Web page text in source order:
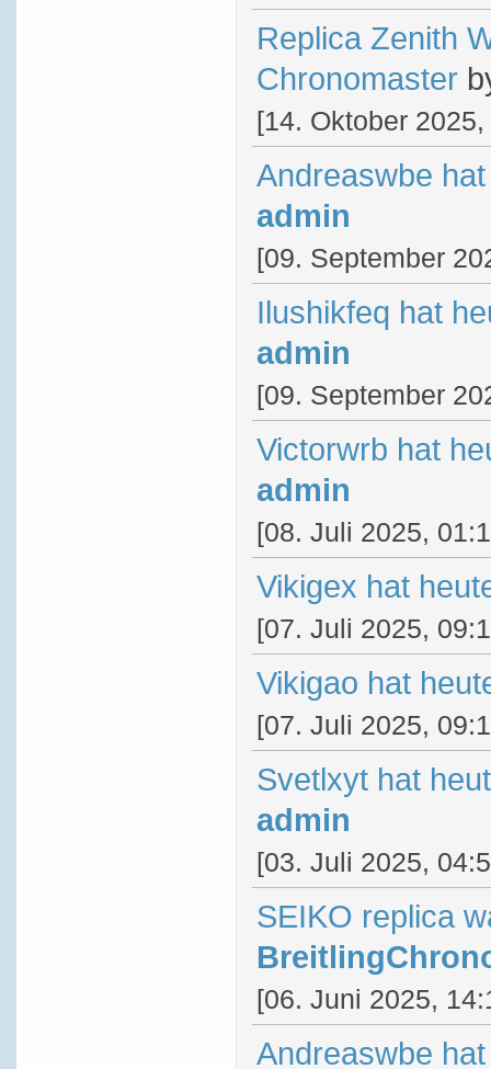
Replica Zenith
Chronomaster
[14. Oktober
Andreaswbe
admin
[09. September
Ilushikfeq hat
admin
[09. September
Victorwrb hat
admin
[08. Juli 2025,
Vikigex hat
[07. Juli 2025,
Vikigao hat
[07. Juli 2025,
Svetlxyt hat
admin
[03. Juli 2025,
SEIKO replica
[06. Juni 2025,
Andreaswbe